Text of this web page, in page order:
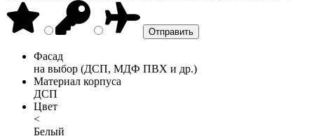
Фасад
на выбор (ДСП, МДФ ПВХ и др.)
Материал корпуса
ДСП
Цвет
<
Белый